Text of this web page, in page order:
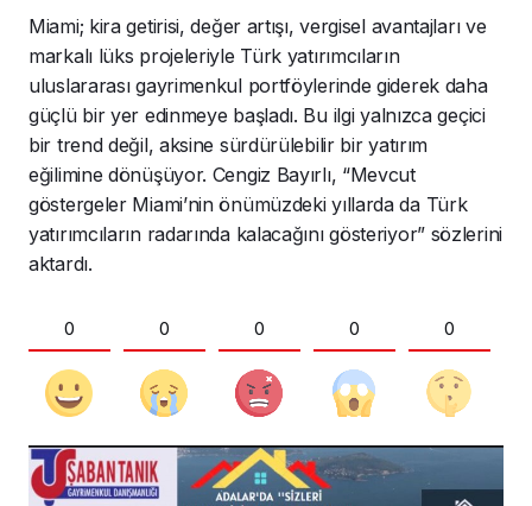
Miami; kira getirisi, değer artışı, vergisel avantajları ve
markalı lüks projeleriyle Türk yatırımcıların
uluslararası gayrimenkul portföylerinde giderek daha
güçlü bir yer edinmeye başladı. Bu ilgi yalnızca geçici
bir trend değil, aksine sürdürülebilir bir yatırım
eğilimine dönüşüyor. Cengiz Bayırlı, “Mevcut
göstergeler Miami’nin önümüzdeki yıllarda da Türk
yatırımcıların radarında kalacağını gösteriyor” sözlerini
aktardı.
0 0 0 0 0